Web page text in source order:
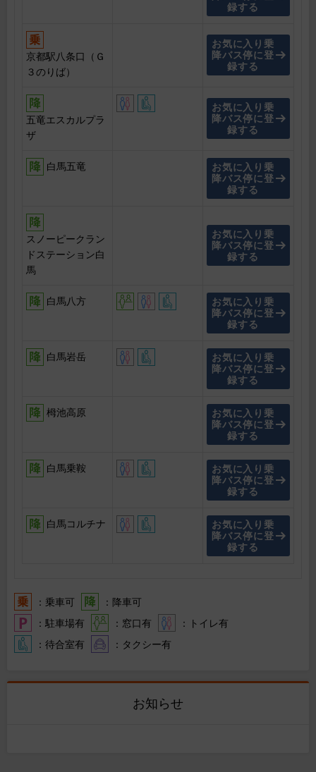
録する
京都駅八条口（Ｇ
３のりば）
お気に入り乗
降バス停に登
録する
五竜エスカルプラ
ザ
お気に入り乗
降バス停に登
録する
白馬五竜
お気に入り乗
降バス停に登
録する
スノーピークラン
ドステーション白
馬
お気に入り乗
降バス停に登
録する
白馬八方
お気に入り乗
降バス停に登
録する
白馬岩岳
お気に入り乗
降バス停に登
録する
栂池高原
お気に入り乗
降バス停に登
録する
白馬乗鞍
お気に入り乗
降バス停に登
録する
白馬コルチナ
お気に入り乗
降バス停に登
録する
：乗車可
：降車可
：駐車場有
：窓口有
：トイレ有
：待合室有
：タクシー有
お知らせ